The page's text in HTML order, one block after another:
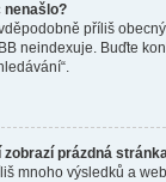
nenašlo?
příliš
neindexuje. Buďte
prázdná
mnoho výsledků a